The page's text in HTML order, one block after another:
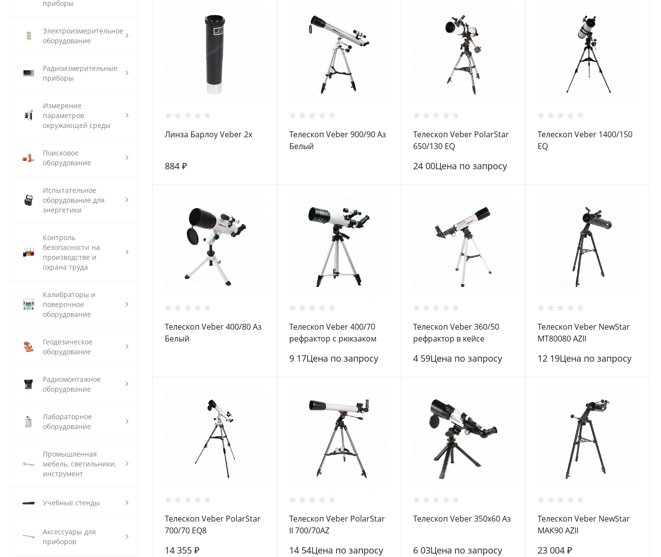
приборы
Электроизмерительное
оборудование
Радиоизмерительные
приборы
Измерение
параметров
окружающей среды
Поисковое
оборудование
Испытательное
оборудование для
энергетики
Контроль
безопасности на
производстве и
охрана труда
Калибраторы и
поверочное
оборудование
Геодезическое
оборудование
Радиомонтажное
оборудование
Лабораторное
оборудование
Промышленная
мебель, светильники,
инструмент
Учебные стенды
Аксессуары для
приборов
Линза Барлоу Veber 2x
884 ₽
Телескоп Veber 900/90 Аз
Белый
Телескоп Veber PolarStar
650/130 EQ
24 00Цена по запросу
Телескоп Veber 1400/150
EQ
Телескоп Veber 400/80 Аз
Белый
Телескоп Veber 400/70
рефрактор с рюкзаком
9 17Цена по запросу
Телескоп Veber 360/50
рефрактор в кейсе
4 59Цена по запросу
Телескоп Veber NewStar
MT80080 AZII
12 19Цена по запросу
Телескоп Veber PolarStar
700/70 EQ8
14 355 ₽
Телескоп Veber PolarStar
II 700/70AZ
14 54Цена по запросу
Телескоп Veber 350x60 Аз
6 03Цена по запросу
Телескоп Veber NewStar
MAK90 AZII
23 004 ₽